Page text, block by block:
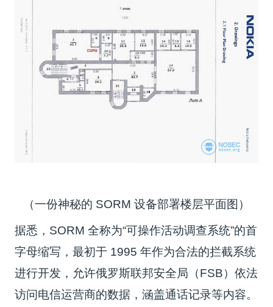
（一份神秘的 SORM 设备部署楼层平面图）
据悉，SORM 全称为“可操作活动调查系统”的首
字母缩写，最初于 1995 年作为合法的拦截系统
进行开发，允许俄罗斯联邦安全局（FSB）依法
访问电信运营商的数据，涵盖通话记录等内容。